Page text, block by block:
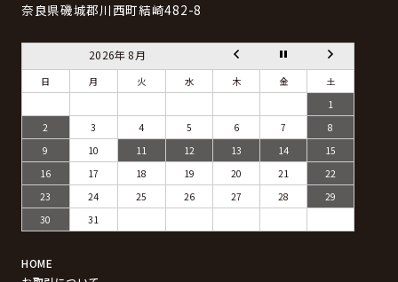
奈良県磯城郡川西町結崎482-8
2026年 8月
日 月 火 水 木 金
土
1
2
3 4 5 6 7
8
9
10 11 12 13 14
15
16
17 18 19 20 21
22
23
24 25 26 27 28
29
30
31
HOME